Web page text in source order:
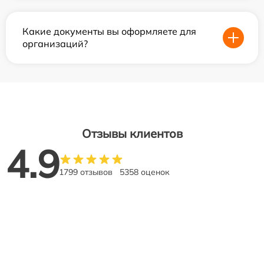
Какие документы вы оформляете для
организаций?
Отзывы клиентов
4.91799 отзывов 5358 оценок